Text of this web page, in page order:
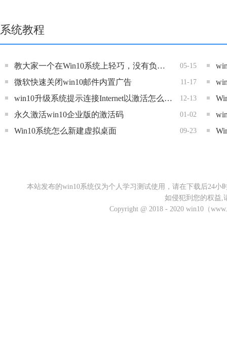
系统教程
05-15
教大家一个在Win10系统上轻巧，没有负担打开
11-17
微软快速关闭win10邮件内置广告
12-13
win10升级系统提示连接Internet以激活怎么回事
01-02
永久激活win10企业版的激活码
09-23
Win10系统怎么新建虚拟桌面
本站发布的win10系统仅为个人学习测试使用，请在下载后24
如侵犯到您的权益,
Copyright @ 2018 - 2020 win10（